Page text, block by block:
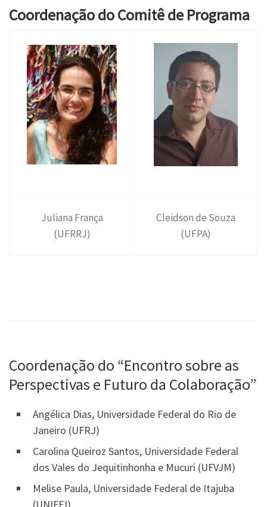
Coordenação do Comitê de Programa
Juliana França
(UFRRJ)
Cleidson de Souza
(UFPA)
Coordenação do “Encontro sobre as
Perspectivas e Futuro da Colaboração”
Angélica Dias, Universidade Federal do Rio de
Janeiro (UFRJ)
Carolina Queiroz Santos, Universidade Federal
dos Vales do Jequitinhonha e Mucuri (UFVJM)
Melise Paula, Universidade Federal de Itajuba
(UNIFEI)